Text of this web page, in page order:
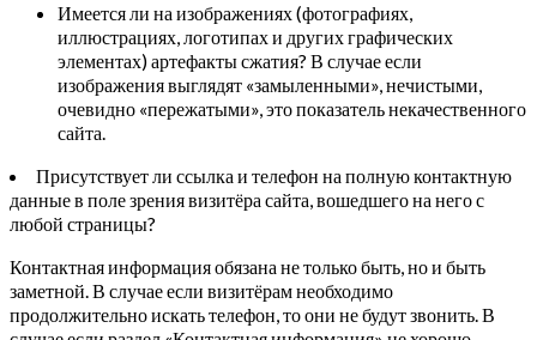
Имеется ли на изображениях (фотографиях,
иллюстрациях, логотипах и других графических
элементах) артефакты сжатия? В случае если
изображения выглядят «замыленными», нечистыми,
очевидно «пережатыми», это показатель некачественного
сайта.
Присутствует ли ссылка и телефон на полную контактную
данные в поле зрения визитёра сайта, вошедшего на него с
любой страницы?
Контактная информация обязана не только быть, но и быть
заметной. В случае если визитёрам необходимо
продолжительно искать телефон, то они не будут звонить. В